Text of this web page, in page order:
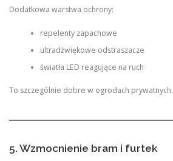
Dodatkowa warstwa ochrony:
repelenty zapachowe
ultradźwiękowe odstraszacze
światła LED reagujące na ruch
To szczególnie dobre w ogrodach prywatnych.
5. Wzmocnienie bram i furtek